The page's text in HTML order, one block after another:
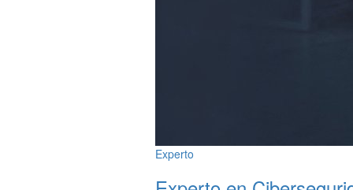
Experto